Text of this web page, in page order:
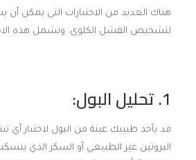
هناك العديد من الاختبارات التي يمكن
لتشخيص الفشل الكلوي. وتشمل هذه
1. تحليل البول:
قد يأخذ طبيبك عينة من البول لاختبار أي
البروتين غير الطبيعي أو السكر الذي